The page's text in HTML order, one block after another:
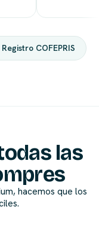
COFEPRIS
las
hacemos que los